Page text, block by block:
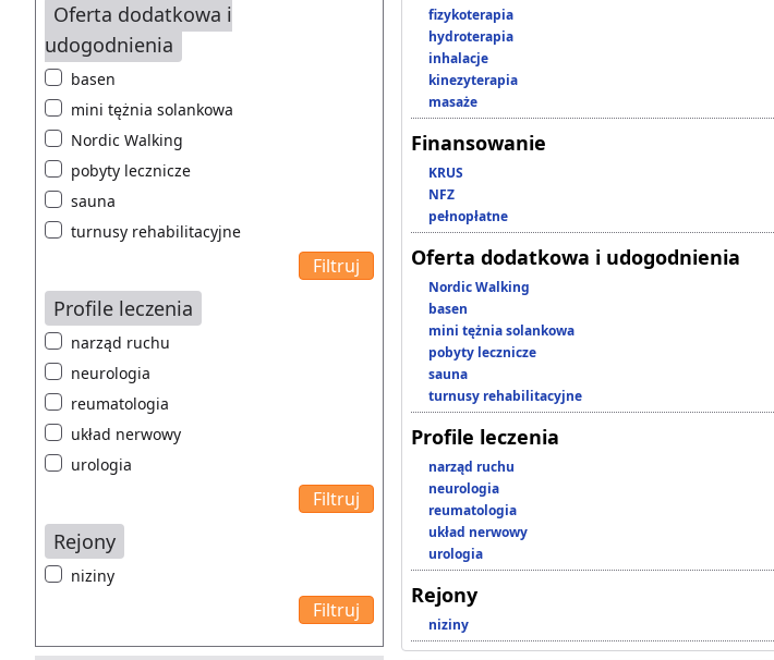
Oferta dodatkowa i
udogodnienia
basen
mini tężnia solankowa
Nordic Walking
pobyty lecznicze
sauna
turnusy rehabilitacyjne
Profile leczenia
narząd ruchu
neurologia
reumatologia
układ nerwowy
urologia
Rejony
niziny
fizykoterapia
hydroterapia
inhalacje
kinezyterapia
masaże
Finansowanie
KRUS
NFZ
pełnopłatne
Oferta dodatkowa i udogodnienia
Nordic Walking
basen
mini tężnia solankowa
pobyty lecznicze
sauna
turnusy rehabilitacyjne
Profile leczenia
narząd ruchu
neurologia
reumatologia
układ nerwowy
urologia
Rejony
niziny